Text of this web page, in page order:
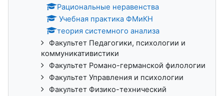
Рациональные неравенства
Учебная практика ФМиКН
теория системного анализа
Факультет Педагогики, психологии и
коммуникативистики
Факультет Романо-германской филологии
Факультет Управления и психологии
Факультет Физико-технический